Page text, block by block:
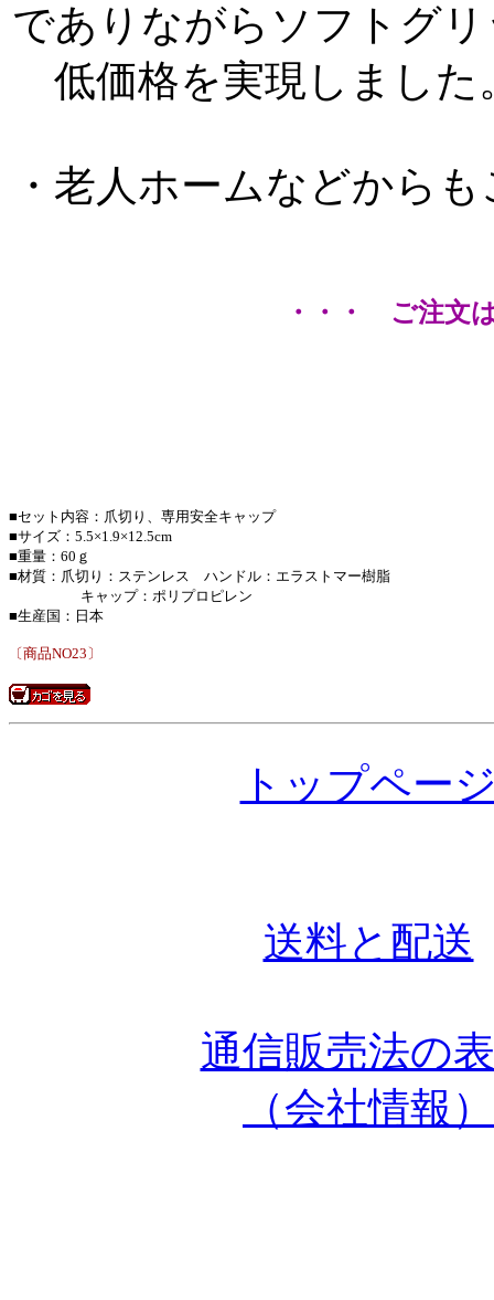
でありながらソフトグ
低価格を実現しました
・老人ホームなどから
・・・ ご注文
■セット内容：爪切り、専用安全キャップ
■サイズ：5.5×1.9×12.5cm
■重量：60ｇ
■材質：爪切り：ステンレス ハンドル：エラストマー樹脂
キャップ：ポリプロピレン
■生産国：日本
〔商品NO23〕
トップペー
送料と配送
通信販売法の
（会社情報）